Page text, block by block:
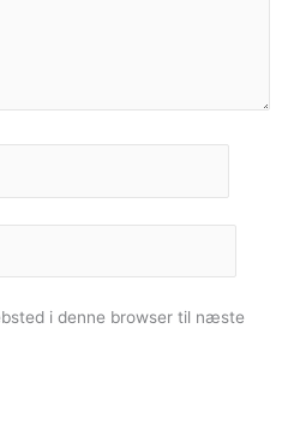
i denne browser til næste